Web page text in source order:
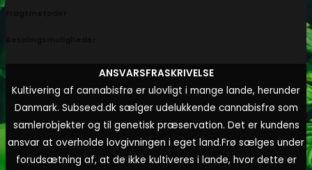
ANSVARSFRASKRIVELSE
Kultivering af cannabisfrø er ulovligt i mange lande, herunder
Danmark. Subseed.dk sælger udelukkende cannabisfrø som
samlerobjekter og til genetisk præservation. Det er kundens
ansvar at overholde lovgivningen i eget land.Frø sælges under
forudsætning af, at de ikke kultiveres i lande, hvor dette er